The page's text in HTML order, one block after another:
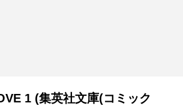
1 (集英社文庫(コミック